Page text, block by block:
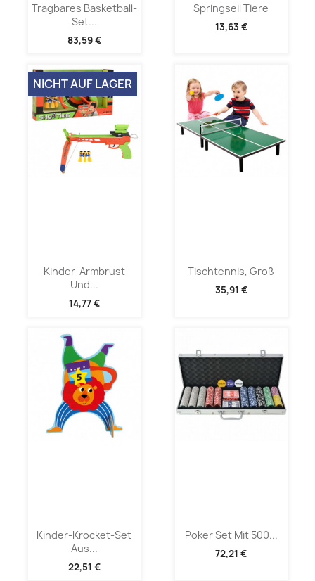
Tragbares Basketball-
Set...
83,59 €
Springseil Tiere
13,63 €
Kinder-Armbrust
Und...
14,77 €
NICHT AUF LAGER
Tischtennis, Groß
35,91 €
Kinder-Krocket-Set
Aus...
22,51 €
Poker Set Mit 500...
72,21 €